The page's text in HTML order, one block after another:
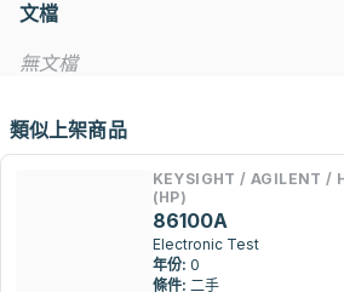
文檔
無文檔
類似上架商品
KEYSIGHT / AGILENT /
(HP)
86100A
Electronic Test
年份: 0
條件: 二手